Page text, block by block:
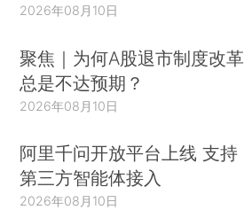
2026年08月10日
聚焦｜为何A股退市制度改革
总是不达预期？
2026年08月10日
阿里千问开放平台上线 支持
第三方智能体接入
2026年08月10日